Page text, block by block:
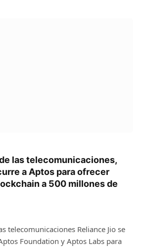
las telecomunicaciones,
a Aptos para ofrecer
a 500 millones de
telecomunicaciones Reliance Jio se
Foundation y Aptos Labs para